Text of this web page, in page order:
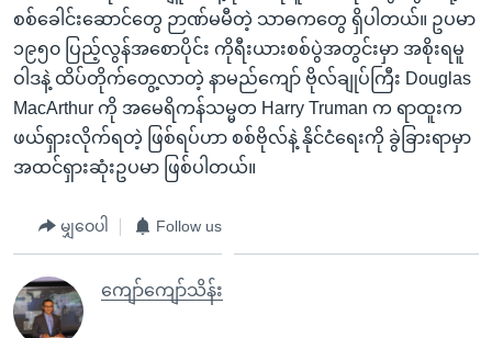
စစ်ခေါင်းဆောင်တွေ ဉာဏ်မမီတဲ့ သာဓကတွေ ရှိပါတယ်။ ဥပမာ
၁၉၅၀ ပြည့်လွန်အစောပိုင်း ကိုရီးယားစစ်ပွဲအတွင်းမှာ အစိုးရမူ
ဝါဒနဲ့ ထိပ်တိုက်တွေ့လာတဲ့ နာမည်ကျော် ဗိုလ်ချုပ်ကြီး Douglas
MacArthur ကို အမေရိကန်သမ္မတ Harry Truman က ရာထူးက
ဖယ်ရှားလိုက်ရတဲ့ ဖြစ်ရပ်ဟာ စစ်ဗိုလ်နဲ့ နိုင်ငံရေးကို ခွဲခြားရာမှာ
အထင်ရှားဆုံးဥပမာ ဖြစ်ပါတယ်။
မျှဝေပါ Follow us
ကျော်ကျော်သိန်း